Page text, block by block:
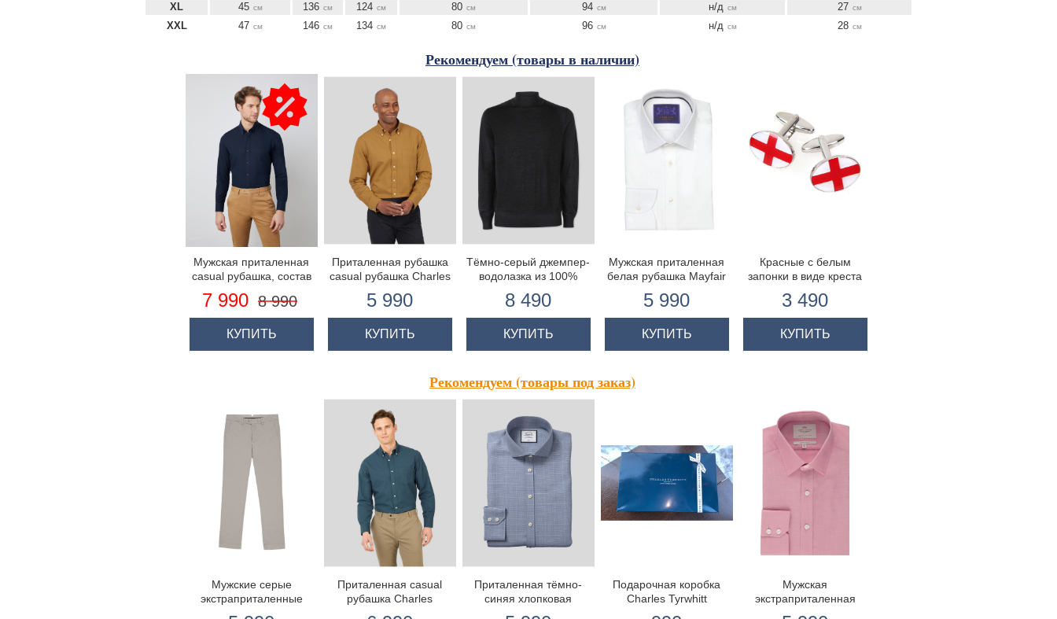
XL 45 см 136 см 124 см 80 см 94 см н/д см 27 см
XXL 47 см 146 см 134 см 80 см 96 см н/д см 28 см
Рекомендуем (товары в наличии)
Мужская приталенная
casual рубашка, состав
воротник с пуговицами
7 990 8 990
КУПИТЬ
Приталенная рубашка
casual рубашка Charles
горчичного цвета
5 990
КУПИТЬ
Тёмно-серый джемпер-
водолазка из 100%
мериносовой шерсти
8 490
КУПИТЬ
Мужская приталенная
белая рубашка Mayfair
округлая манжета
5 990
КУПИТЬ
Красные с белым
запонки в виде креста
3 490
КУПИТЬ
Рекомендуем (товары под заказ)
Мужские серые
экстраприталенные
Приталенная casual
рубашка Charles
Приталенная тёмно-
синяя хлопковая
Подарочная коробка
Charles Tyrwhitt
Мужская
экстраприталенная